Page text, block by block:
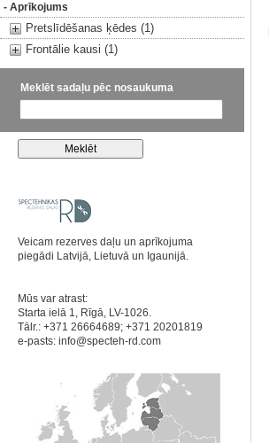
- Aprīkojums
Pretslīdēšanas ķēdes (1)
Frontālie kausi (1)
Meklēt sadaļu pēc nosaukuma
Veicam rezerves daļu un aprīkojuma
piegādi Latvijā, Lietuvā un Igaunijā.
Mūs var atrast:
Starta ielā 1, Rīgā, LV-1026.
Tālr.: +371 26664689; +371 20201819
e-pasts: info@specteh-rd.com